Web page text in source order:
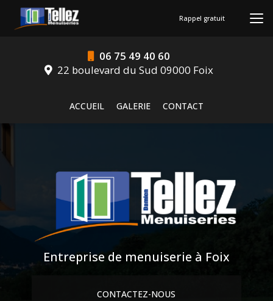
contenu
06 75 49 40 60
22 boulevard du Sud 09000 Foix
ACCUEIL
GALERIE CONTACT
Rappel gratuit
Entreprise de menuiserie à Foix
CONTACTEZ-NOUS